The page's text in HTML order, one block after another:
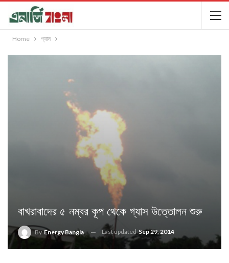
Home গ্যাস
বাখরাবাদের ৫ নম্বর কূপ থেকে গ্যাস উত্তোলন শুরু
ByEnergy Bangla Last updated Sep 29, 2014